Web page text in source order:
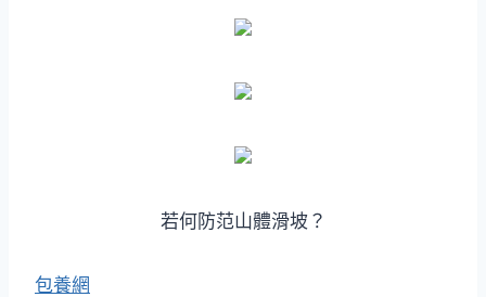
若何防范山體滑坡？
包養網